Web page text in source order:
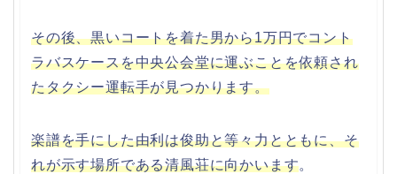
その後、黒いコートを着た男から1万円でコント
ラバスケースを中央公会堂に運ぶことを依頼され
たタクシー運転手が見つかります。
楽譜を手にした由利は俊助と等々力とともに、そ
れが示す場所である清風荘に向かいます。